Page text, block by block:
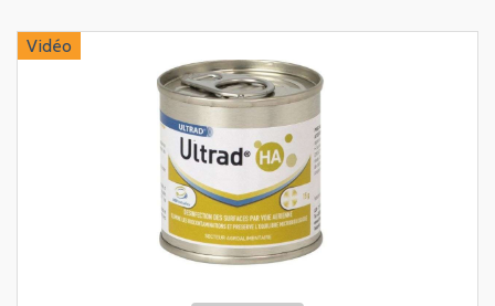
Vidéo